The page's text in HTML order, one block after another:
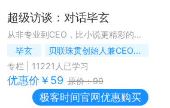
超级访谈：对话毕玄
从非专业到CEO，比小说更精彩的成长复盘
毕玄
贝联珠贯创始人兼CEO，前阿里P10
专栏
11221 人已学习
优惠价￥ 59 原价：99
极客时间官网优惠购买